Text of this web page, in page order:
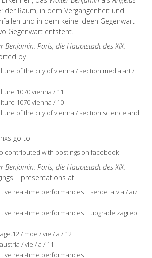
der Raum, in dem Vergangenheit und
und in dem keine Ideen Gegenwart
Gegenwart entsteht.
Benjamin: Paris, die Hauptstadt des XIX.
by
of the city of vienna / section media art /
1070 vienna / 11
1070 vienna / 10
of the city of vienna / section science and
go to
contributed with postings on facebook
Benjamin: Paris, die Hauptstadt des XIX.
| presentations at
real-time performances | serde latvia / aiz
real-time performances | upgrade!zagreb
/ moe / vie / a / 12
/ vie / a / 11
real-time performances |